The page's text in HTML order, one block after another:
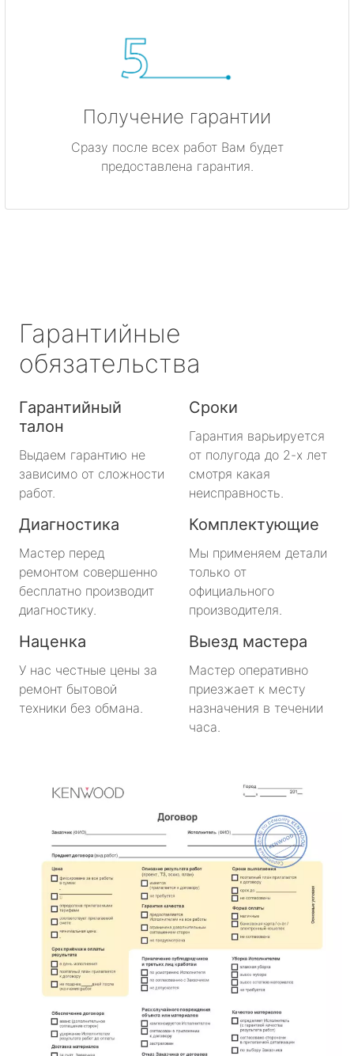
Получение гарантии
Сразу после всех работ Вам будет
предоставлена гарантия.
Гарантийные
обязательства
Гарантийный
талон
Выдаем гарантию не
зависимо от сложности
работ.
Сроки
Гарантия варьируется
от полугода до 2-х лет
смотря какая
неисправность.
Диагностика
Мастер перед
ремонтом совершенно
бесплатно производит
диагностику.
Комплектующие
Мы применяем детали
только от
официального
производителя.
Наценка
У нас честные цены за
ремонт бытовой
техники без обмана.
Выезд мастера
Мастер оперативно
приезжает к месту
назначения в течении
часа.